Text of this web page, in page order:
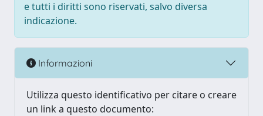
e tutti i diritti sono riservati, salvo diversa
indicazione.
Informazioni
Utilizza questo identificativo per citare o creare
un link a questo documento: